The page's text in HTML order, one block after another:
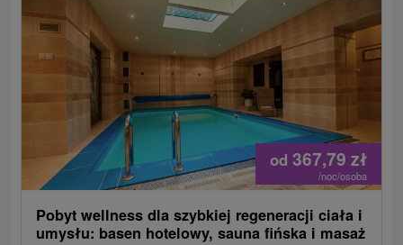
od 367,79 zł
/noc/osoba
Pobyt wellness dla szybkiej regeneracji ciała i
umysłu: basen hotelowy, sauna fińska i masaż